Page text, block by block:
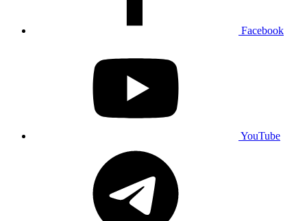
Facebook
YouTube